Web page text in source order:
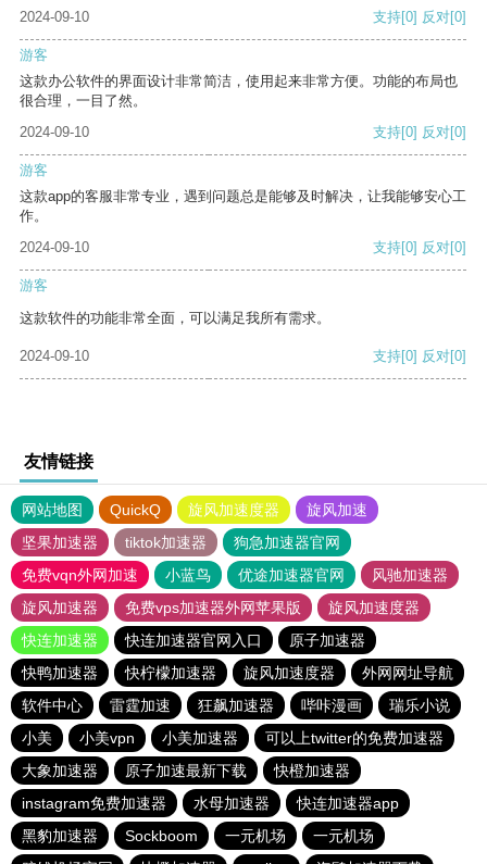
2024-09-10
支持[0] 反对[0]
游客
这款办公软件的界面设计非常简洁，使用起来非常方便。功能的布局也
很合理，一目了然。
2024-09-10
支持[0] 反对[0]
游客
这款app的客服非常专业，遇到问题总是能够及时解决，让我能够安心工
作。
2024-09-10
支持[0] 反对[0]
游客
这款软件的功能非常全面，可以满足我所有需求。
2024-09-10 支持[0] 反对[0]
友情链接
网站地图 QuickQ 旋风加速度器
旋风加速
坚果加速器
tiktok加速器
狗急加速器官网
免费vqn外网加速
小蓝鸟 优途加速器官网
风驰加速器
旋风加速器
免费vps加速器外网苹果版
旋风加速度器
快连加速器
快连加速器官网入口
原子加速器
快鸭加速器
快柠檬加速器 旋风加速度器
外网网址导航
软件中心
雷霆加速 狂飙加速器 哔咔漫画
瑞乐小说
小美
小美vpn 小美加速器
可以上twitter的免费加速器
大象加速器
原子加速最新下载
快橙加速器
instagram免费加速器
水母加速器
快连加速器app
黑豹加速器
Sockboom 一元机场
一元机场